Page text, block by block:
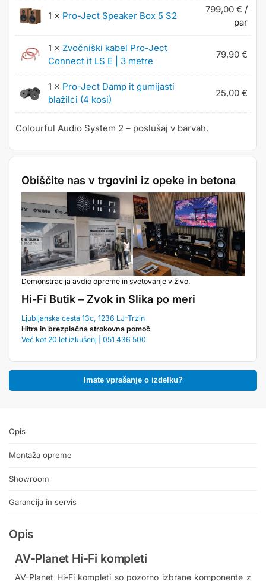
1 × Pro-Ject Speaker Box 5 S2
799,00 € /
par
1 × Zvočniški kabel Pro-Ject
Connect it LS E | 3 metre
79,90 €
1 × Pro-Ject Damp it gumijasti
blažilci (4 kosi)
25,00 €
Colourful Audio System 2 – poslušaj v barvah.
Obiščite nas v trgovini iz opeke in betona
Demonstracija avdio opreme in svetovanje v živo.
Hi-Fi Butik – Zvok in Slika po meri
Ljubljanska cesta 13c, 1236 LJ-Trzin
Hitra in brezplačna strokovna pomoč
Več kot 20 let izkušenj | 051 436 500
Imate vprašanje o izdelku?
Opis
Montaža opreme
Showroom
Garancija in servis
Opis
AV-Planet Hi-Fi kompleti
AV-Planet Hi-Fi kompleti so pozorno izbrane komponente z